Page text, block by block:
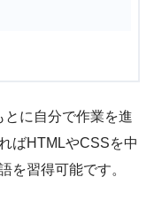
に自分で作業を進
ばHTMLやCSSを中
を習得可能です。